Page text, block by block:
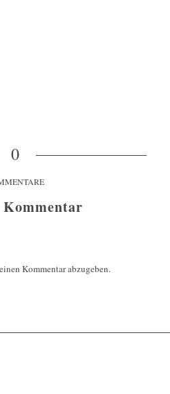
0
Kommentar abzugeben.